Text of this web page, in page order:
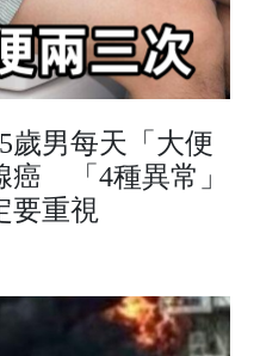
歲男每天「大便
癌 「4種異常」
要重視